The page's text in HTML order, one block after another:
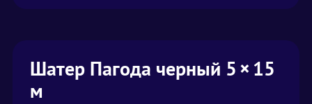
Шатер Пагода черный 5 × 15
м